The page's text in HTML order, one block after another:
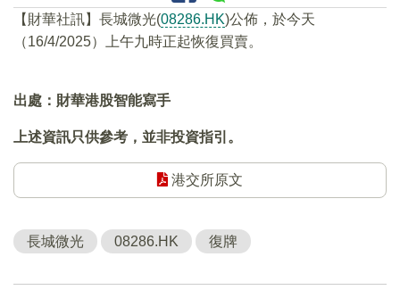
【財華社訊】長城微光(08286.HK)公佈，於今天
（16/4/2025）上午九時正起恢復買賣。
出處：財華港股智能寫手
上述資訊只供參考，並非投資指引。
港交所原文
長城微光 08286.HK 復牌